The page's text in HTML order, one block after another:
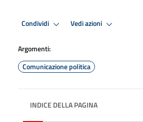
Condividi Vedi azioni
Argomenti:
Comunicazione politica
INDICE DELLA PAGINA